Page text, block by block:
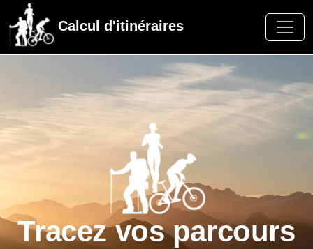
Calcul d'itinéraires
Tracez vos parcours